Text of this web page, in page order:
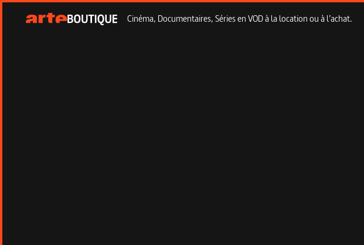
Cinéma, Documentaires, Séries en VOD à la location ou à l’achat.